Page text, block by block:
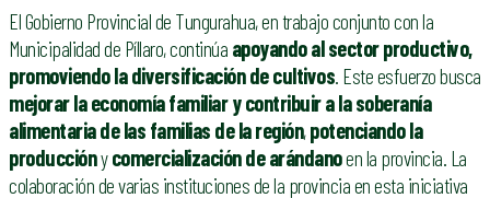
El Gobierno Provincial de Tungurahua, en trabajo conjunto con la
Municipalidad de Píllaro, continúa apoyando al sector productivo,
promoviendo la diversificación de cultivos. Este esfuerzo busca
mejorar la economía familiar y contribuir a la soberanía
alimentaria de las familias de la región,potenciando la
producciónycomercialización de arándanoen la provincia. La
colaboración de varias instituciones de la provincia en esta iniciativa